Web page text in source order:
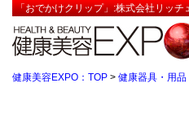
「おでかけクリップ」:株式会社リッチ
健康美容EXPO：TOP > 健康器具・用品